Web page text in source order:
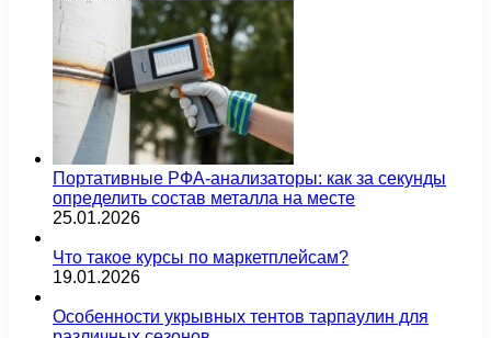
Портативные РФА-анализаторы: как за секунды
определить состав металла на месте
25.01.2026
Что такое курсы по маркетплейсам?
19.01.2026
Особенности укрывных тентов тарпаулин для